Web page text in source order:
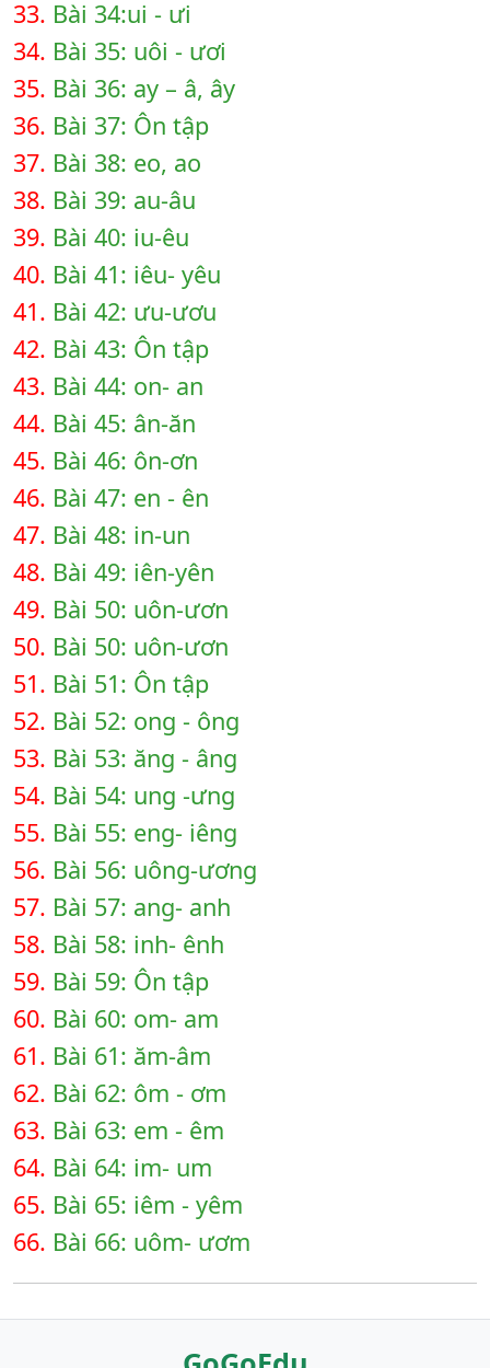
33. Bài 34:ui - ưi
34. Bài 35: uôi - ươi
35. Bài 36: ay – â, ây
36. Bài 37: Ôn tập
37. Bài 38: eo, ao
38. Bài 39: au-âu
39. Bài 40: iu-êu
40. Bài 41: iêu- yêu
41. Bài 42: ưu-ươu
42. Bài 43: Ôn tập
43. Bài 44: on- an
44. Bài 45: ân-ăn
45. Bài 46: ôn-ơn
46. Bài 47: en - ên
47. Bài 48: in-un
48. Bài 49: iên-yên
49. Bài 50: uôn-ươn
50. Bài 50: uôn-ươn
51. Bài 51: Ôn tập
52. Bài 52: ong - ông
53. Bài 53: ăng - âng
54. Bài 54: ung -ưng
55. Bài 55: eng- iêng
56. Bài 56: uông-ương
57. Bài 57: ang- anh
58. Bài 58: inh- ênh
59. Bài 59: Ôn tập
60. Bài 60: om- am
61. Bài 61: ăm-âm
62. Bài 62: ôm - ơm
63. Bài 63: em - êm
64. Bài 64: im- um
65. Bài 65: iêm - yêm
66. Bài 66: uôm- ươm